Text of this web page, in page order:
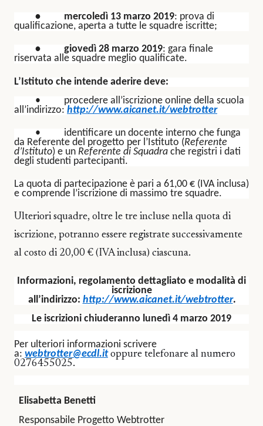
• mercoledì 13 marzo 2019: prova di
qualificazione, aperta a tutte le squadre iscritte;
• giovedì 28 marzo 2019: gara finale
riservata alle squadre meglio qualificate.
L’Istituto che intende aderire deve:
•
procedere all’iscrizione online della scuola
all’indirizzo: http://www.aicanet.it/webtrotter
•
identificare un docente interno che funga
da Referente del progetto per l’Istituto (Referente
d’Istituto) e un Referente di Squadra che registri i dati
degli studenti partecipanti.
La quota di partecipazione è pari a 61,00 € (IVA inclusa)
e comprende l’iscrizione di massimo tre squadre.
Ulteriori squadre, oltre le tre incluse nella quota di
iscrizione, potranno essere registrate successivamente
al costo di 20,00 € (IVA inclusa) ciascuna.
Informazioni, regolamento dettagliato e modalità di
iscrizione
all’indirizzo: http://www.aicanet.it/webtrotter.
Le iscrizioni chiuderanno lunedì 4 marzo 2019
Per ulteriori informazioni scrivere
a: webtrotter@ecdl.it oppure telefonare al numero
0276455025.
Elisabetta Benetti
Responsabile Progetto Webtrotter